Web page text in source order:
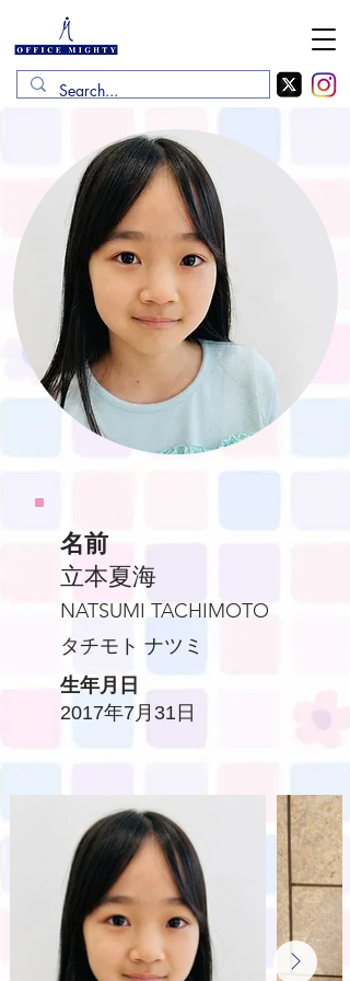
名前
立本夏海
NATSUMI TACHIMOTO
​タチモト ナツミ
生年月日
2017年7月31日